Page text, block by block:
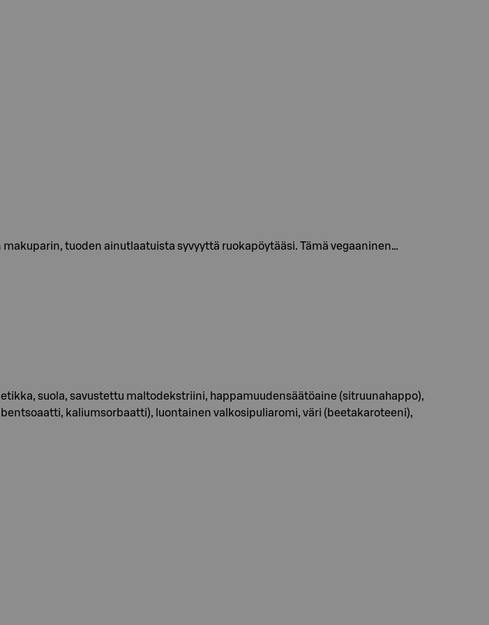
tuoden ainutlaatuista syvyyttä ruokapöytääsi. Tämä vegaaninen…
suola, savustettu maltodekstriini, happamuudensäätöaine (sitruunahappo),
kaliumsorbaatti), luontainen valkosipuliaromi, väri (beetakaroteeni),